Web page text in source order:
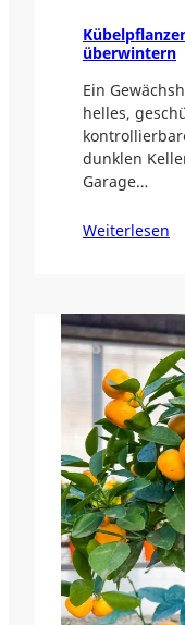
überwintern
Ein
helles,
dunklen
Garage…
Weiterlesen